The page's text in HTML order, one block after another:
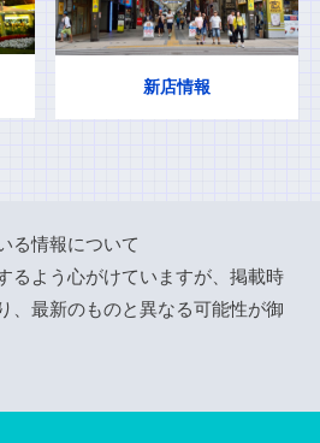
新店情報
る情報について
るよう心がけていますが、掲載時
、最新のものと異なる可能性が御